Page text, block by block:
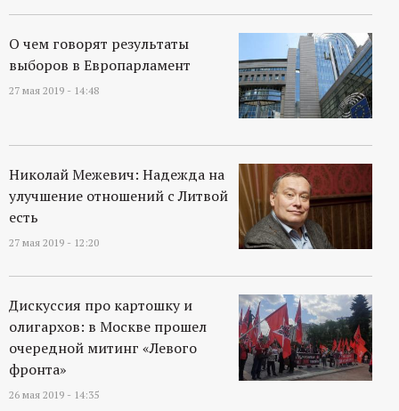
О чем говорят результаты
выборов в Европарламент
27 мая 2019 - 14:48
Николай Межевич: Надежда на
улучшение отношений с Литвой
есть
27 мая 2019 - 12:20
Дискуссия про картошку и
олигархов: в Москве прошел
очередной митинг «Левого
фронта»
26 мая 2019 - 14:35